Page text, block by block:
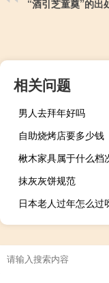
“酒引芝童奠”的出
相关问题
男人去拜年好吗
自助烧烤店要多少钱
楸木家具属于什么档
抹灰灰饼规范
日本老人过年怎么过